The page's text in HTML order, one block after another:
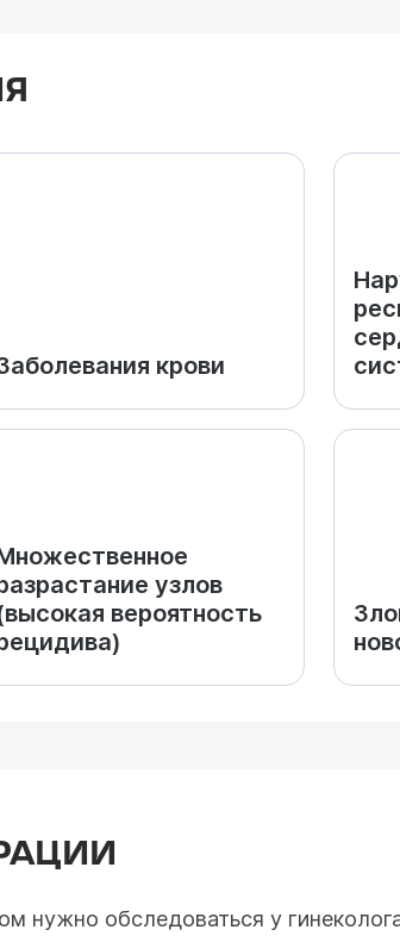
крови
узлов
вероятность
нужно обследоваться у